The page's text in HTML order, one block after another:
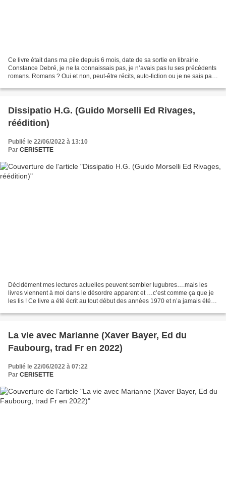
Ce livre était dans ma pile depuis 6 mois, date de sa sortie en librairie.
Constance Debré, je ne la connaissais pas, je n’avais pas lu ses précédents
romans. Romans ? Oui et non, peut-être récits, auto-fiction ou je ne sais pas
Dissipatio H.G. (Guido Morselli Ed Rivages,
réédition)
Publié le 22/06/2022 à 13:10
Par CERISETTE
Décidément mes lectures actuelles peuvent sembler lugubres….mais les
livres viennent à moi dans le désordre apparent et …c’est comme ça que je
les lis ! Ce livre a été écrit au tout début des années 1970 et n’a jamais été
La vie avec Marianne (Xaver Bayer, Ed du
Faubourg, trad Fr en 2022)
Publié le 22/06/2022 à 07:22
Par CERISETTE